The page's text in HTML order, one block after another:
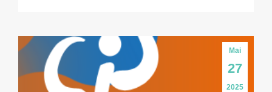
Mai
27
2025